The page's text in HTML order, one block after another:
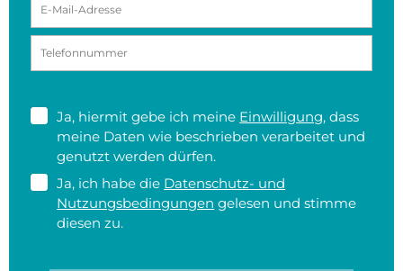
Ja, hiermit gebe ich meine Einwilligung, dass
meine Daten wie beschrieben verarbeitet und
genutzt werden dürfen.
Ja, ich habe die Datenschutz- und
Nutzungsbedingungen gelesen und stimme
diesen zu.